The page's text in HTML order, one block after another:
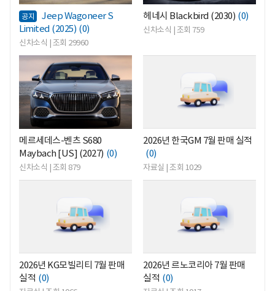
공지
Jeep Wagoneer S
Limited (2025) (0)
신차소식 | 조회 29960
헤네시 Blackbird (2030) (0)
신차소식 | 조회 759
<
메르세데스-벤츠 S680
Maybach [US] (2027) (0)
신차소식 | 조회 879
2026년 한국GM 7월 판매 실적
(0)
자료실 | 조회 1029
2026년 KG모빌리티 7월 판매
실적 (0)
2026년 르노코리아 7월 판매
실적 (0)